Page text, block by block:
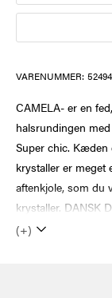
VARENUMMER:
CAMELA- er en
halsrundingen
Super chic. Kæden
krystaller er meget
aftenkjole, som du
krystaller. DANSK
(+)